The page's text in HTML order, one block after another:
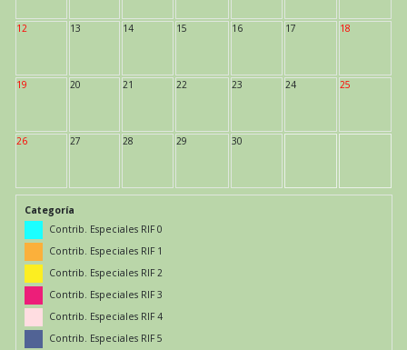
12 13 14 15 16 17 18
19 20 21 22 23 24 25
26 27 28 29 30
Categoría
Contrib. Especiales RIF 0
Contrib. Especiales RIF 1
Contrib. Especiales RIF 2
Contrib. Especiales RIF 3
Contrib. Especiales RIF 4
Contrib. Especiales RIF 5